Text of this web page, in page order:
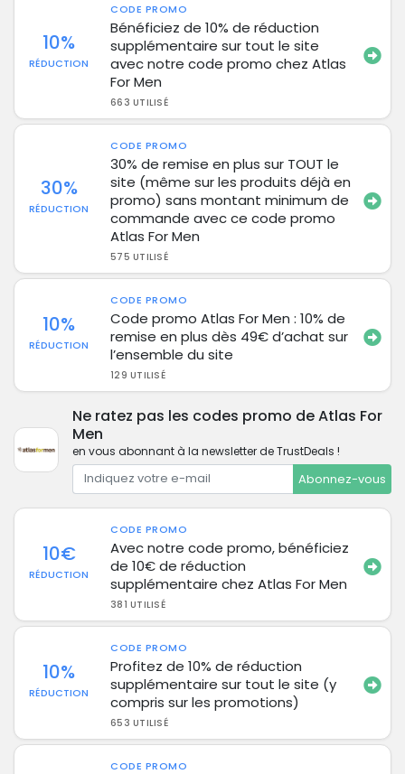
10%
RÉDUCTION
CODE PROMO
Bénéficiez de 10% de réduction
supplémentaire sur tout le site
avec notre code promo chez Atlas
For Men
663 UTILISÉ
30%
RÉDUCTION
CODE PROMO
30% de remise en plus sur TOUT le
site (même sur les produits déjà en
promo) sans montant minimum de
commande avec ce code promo
Atlas For Men
575 UTILISÉ
10%
RÉDUCTION
CODE PROMO
Code promo Atlas For Men : 10% de
remise en plus dès 49€ d’achat sur
l’ensemble du site
129 UTILISÉ
Ne ratez pas les codes promo de Atlas For
Men
en vous abonnant à la newsletter de TrustDeals !
Abonnez-vous
10€
RÉDUCTION
CODE PROMO
Avec notre code promo, bénéficiez
de 10€ de réduction
supplémentaire chez Atlas For Men
381 UTILISÉ
10%
RÉDUCTION
CODE PROMO
Profitez de 10% de réduction
supplémentaire sur tout le site (y
compris sur les promotions)
653 UTILISÉ
CODE PROMO